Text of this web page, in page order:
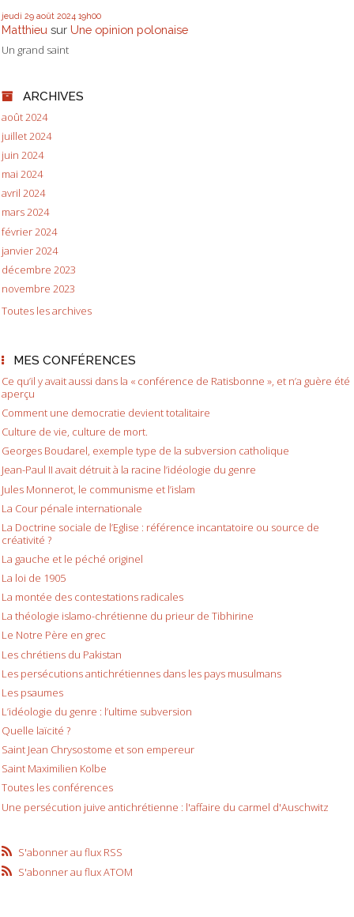
jeudi 29 août 2024 19h00
Matthieu sur Une opinion polonaise
Un grand saint
ARCHIVES
août 2024
juillet 2024
juin 2024
mai 2024
avril 2024
mars 2024
février 2024
janvier 2024
décembre 2023
novembre 2023
Toutes les archives
MES CONFÉRENCES
Ce qu’il y avait aussi dans la « conférence de Ratisbonne », et n’a guère été
aperçu
Comment une democratie devient totalitaire
Culture de vie, culture de mort.
Georges Boudarel, exemple type de la subversion catholique
Jean-Paul II avait détruit à la racine l’idéologie du genre
Jules Monnerot, le communisme et l’islam
La Cour pénale internationale
La Doctrine sociale de l’Eglise : référence incantatoire ou source de
créativité ?
La gauche et le péché originel
La loi de 1905
La montée des contestations radicales
La théologie islamo-chrétienne du prieur de Tibhirine
Le Notre Père en grec
Les chrétiens du Pakistan
Les persécutions antichrétiennes dans les pays musulmans
Les psaumes
L’idéologie du genre : l’ultime subversion
Quelle laïcité ?
Saint Jean Chrysostome et son empereur
Saint Maximilien Kolbe
Toutes les conférences
Une persécution juive antichrétienne : l'affaire du carmel d'Auschwitz
S'abonner au flux RSS
S'abonner au flux ATOM